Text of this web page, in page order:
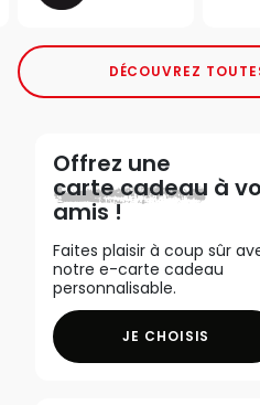
DÉCOUVREZ
Offrez une
carte cadeau à
amis !
Faites plaisir à coup sûr
notre e-carte cadeau
personnalisable.
JE CHOISIS